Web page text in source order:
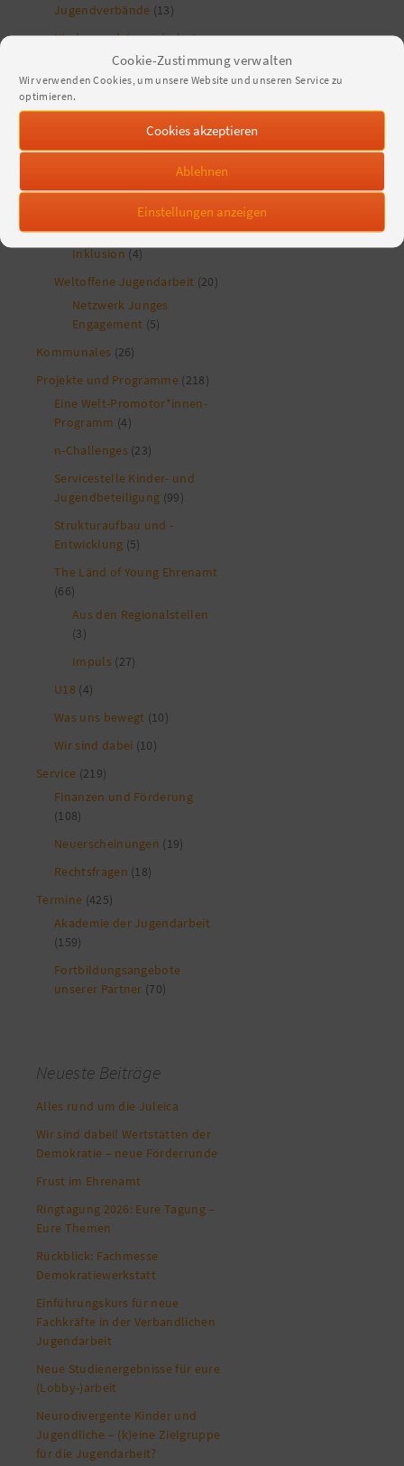
Cookie-Zustimmung verwalten
Wir verwenden Cookies, um unsere Website und unseren Service zu
optimieren.
Cookies akzeptieren
Ablehnen
Einstellungen anzeigen
Jugendverbände (13)
Kinder- und Jugendschutz
Nachhaltigkeit(41)
politische Bildung und
(155)
Demokratieförderung(25)
Vielfältige Gesellschaft(82)
Inklusion(4)
Weltoffene Jugendarbeit (20)
Netzwerk Junges
Engagement (5)
Kommunales (26)
Projekte und Programme (218)
Eine Welt-Promotor*innen-
Programm (4)
n-Challenges (23)
Servicestelle Kinder- und
Jugendbeteiligung (99)
Strukturaufbau und -
Entwicklung (5)
The Länd of Young Ehrenamt
(66)
Aus den Regionalstellen
(3)
Impuls (27)
U18 (4)
Was uns bewegt (10)
Wir sind dabei (10)
Service (219)
Finanzen und Förderung
(108)
Neuerscheinungen (19)
Rechtsfragen (18)
Termine (425)
Akademie der Jugendarbeit
(159)
Fortbildungsangebote
unserer Partner (70)
Neueste Beiträge
Alles rund um die Juleica
Wir sind dabei! Wertstätten der
Demokratie – neue Förderrunde
Frust im Ehrenamt
Ringtagung 2026: Eure Tagung –
Eure Themen
Rückblick: Fachmesse
Demokratiewerkstatt
Einführungskurs für neue
Fachkräfte in der Verbandlichen
Jugendarbeit
Neue Studienergebnisse für eure
(Lobby-)arbeit
Neurodivergente Kinder und
Jugendliche – (k)eine Zielgruppe
für die Jugendarbeit?